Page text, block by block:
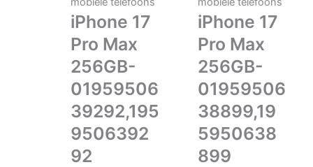
iPhone 17
Pro Max
256GB-
01959506
39292,195
9506392
92
iPhone 17
Pro Max
256GB-
01959506
38899,19
5950638
899